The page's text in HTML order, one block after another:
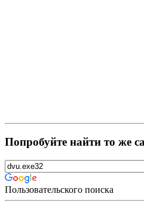
Попробуйте найти то же
Пользовательского поиска